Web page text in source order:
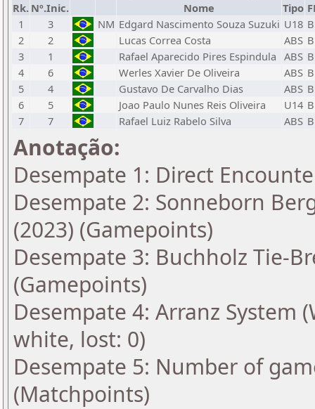
Rk. Nº.Inic. Nome Tipo
1
3 NM Edgard Nascimento Souza Suzuki U18
2
2 Lucas Correa Costa ABS
3
1 Rafael Aparecido Pires Espindula ABS
4
6 Werles Xavier De Oliveira ABS
5
4 Gustavo De Carvalho Dias ABS
6
5 Joao Paulo Nunes Reis Oliveira U14
7
7 Rafael Luiz Rabelo Silva ABS
Anotação:
Desempate 1: Direct
Desempate 2: Sonneborn
(2023) (Gamepoints)
Desempate 3: Buchholz Tie-
(Gamepoints)
Desempate 4: Arranz System
white, lost: 0)
Desempate 5: Number of
(Matchpoints)